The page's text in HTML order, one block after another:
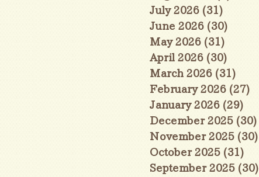
July 2026 (31)
June 2026 (30)
May 2026 (31)
April 2026 (30)
March 2026 (31)
February 2026 (27)
January 2026 (29)
December 2025 (30)
November 2025 (30)
October 2025 (31)
September 2025 (30)